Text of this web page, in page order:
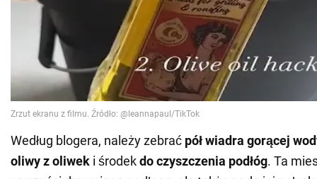
Według blogera, należy zebrać pół wiadra gorącej
oliwy z oliwek i środekdo czyszczenia podłóg. Ta